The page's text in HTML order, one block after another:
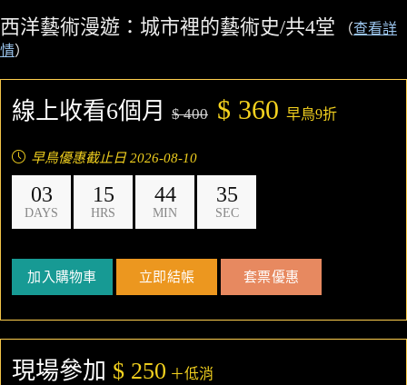
西洋藝術漫遊：城市裡的藝術史/共4堂 （查看詳
情）
線上收看6個月 $ 400 $ 360 早鳥9折
早鳥優惠截止日 2026-08-10
03
DAYS
15
HRS
44
MIN
32
SEC
加入購物車 立即結帳 套票優惠
現場參加 $ 250 ＋低消